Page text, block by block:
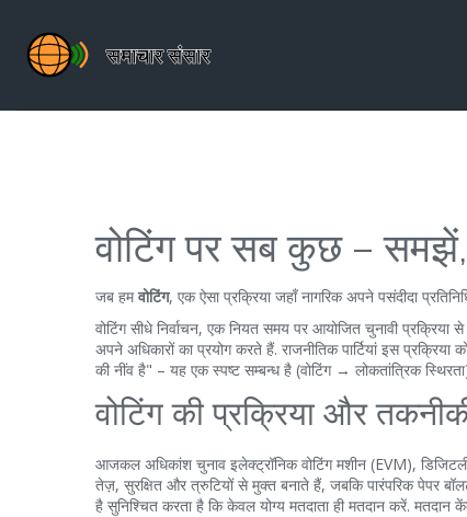
वोटिंग पर सब कुछ –
जब हमवोटिंग, एक ऐसा प्रक्रिया जहाँ नागरिक अपने पसंदीदा
वोटिंग सीधेनिर्वाचन, एक नियत समय पर आयोजित चुनावी प्रक्रियासे
अपने अधिकारों का प्रयोग करते हैं. राजनीतिक पार्टियां इस
की नींव है" – यह एक स्पष्ट सम्बन्ध है (वोटिंग → लोकतांत्रिक
वोटिंग की प्रक्रिया और
आजकल अधिकांश चुनाव इलेक्ट्रॉनिक वोटिंग मशीन (EVM),
तेज़, सुरक्षित और त्रुटियों से मुक्त बनाते हैं, जबकि पारंपरिक पेपर
है सुनिश्चित करता है कि केवल योग्य मतदाता ही मतदान करें.